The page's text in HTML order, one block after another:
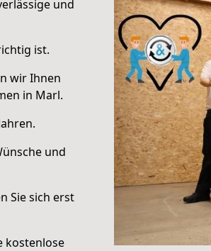
und
ist.
wir Ihnen
in Marl.
und
Sie sich erst
kostenlose